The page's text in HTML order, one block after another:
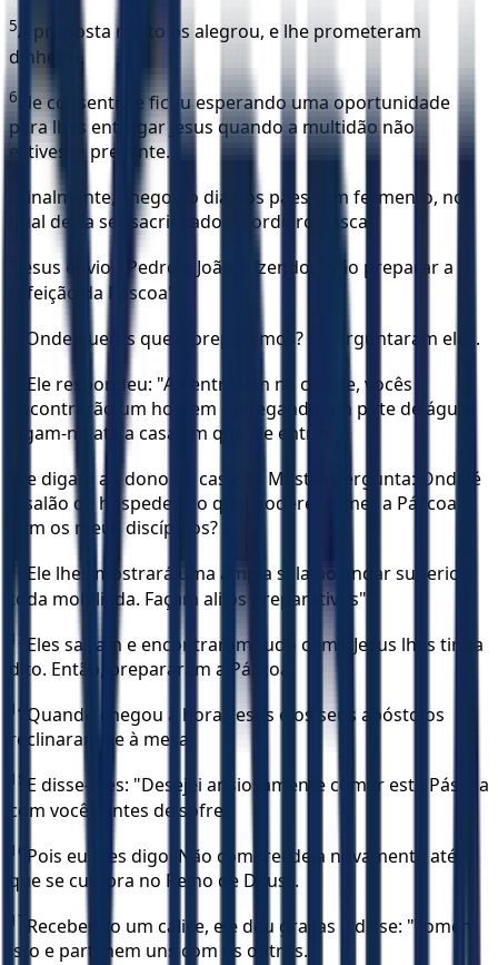
5A proposta muito os alegrou, e lhe prometeram
dinheiro.
6
Ele consentiu e ficou esperando uma oportunidade
para lhes entregar Jesus quando a multidão não
estivesse presente.
Finalmente, chegou o dia dos pães sem fermento, no
qual devia ser sacrificado o cordeiro pascal.
Jesus enviou Pedro e João, dizendo: "Vão preparar a
refeição da Páscoa".
"Onde queres que a preparemos? ", perguntaram eles.
Ele respondeu: "Ao entrarem na cidade, vocês
encontrarão um homem carregando um pote de água.
Sigam-no até a casa em que ele entrar
e digam ao dono da casa: ‘O Mestre pergunta: Onde é
o salão de hóspedes no qual poderei comer a Páscoa
com os meus discípulos? ’
Ele lhes mostrará uma ampla sala no andar superior,
toda mobiliada. Façam ali os preparativos".
13 Eles saíram e encontraram tudo como Jesus lhes tinha
dito. Então, prepararam a Páscoa.
14 Quando chegou a hora, Jesus e os seus apóstolos
reclinaram-se à mesa.
15 E disse-lhes: "Desejei ansiosamente comer esta Páscoa
com vocês antes de sofrer.
16 Pois eu lhes digo: Não comerei dela novamente até
que se cumpra no Reino de Deus".
17 Recebendo um cálice, ele deu graças e disse: "Tomem
isto e partilhem uns com os outros.